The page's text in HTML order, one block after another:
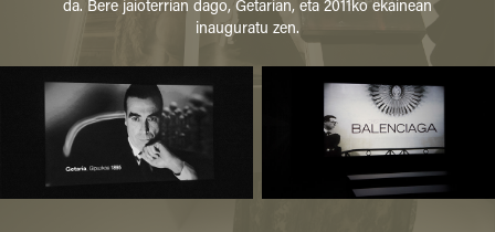
da. Bere jaioterrian dago, Getarian, eta 2011ko ekainean
inauguratu zen.